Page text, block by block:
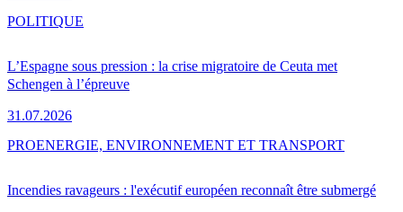
L’Espagne sous pression : la crise migratoire de Ceuta met
Schengen à l’épreuve
31.07.2026
POLITIQUE
Incendies ravageurs : l'exécutif européen reconnaît être submergé
PROENERGIE, ENVIRONNEMENT ET TRANSPORT